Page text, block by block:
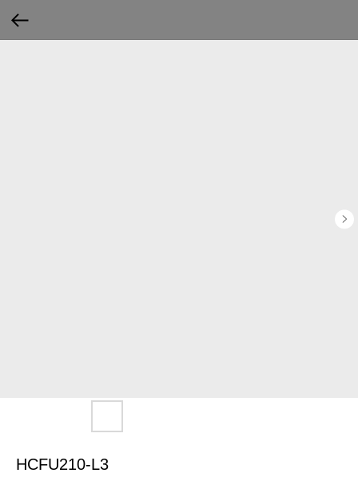
HCFU210-L3